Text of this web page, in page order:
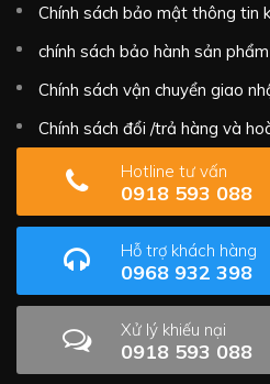
Chính sách bảo mật thông tin
chính sách bảo hành sản phẩm
Chính sách vận chuyển giao
Chính sách đổi /trả hàng và
Hotline tư vấn
0918 593 088
Hỗ trợ khách hàng
0968 932 398
Xử lý khiếu nại
0918 593 088